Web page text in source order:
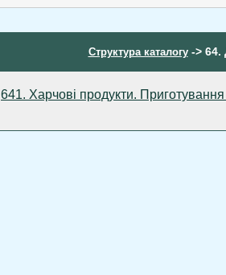
Структура каталогу-> 64.
641. Харчові продукти. Приготування